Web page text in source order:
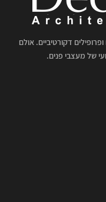
דקורטיביים. אולם